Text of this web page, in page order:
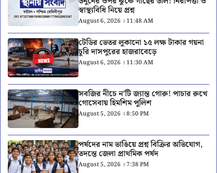
স্বাস্থ্যবিধি নিয়ে প্রশ্ন
August 6, 2026 । 11:48 AM
টেডির ভেতর লুকানো ১৫ লক্ষ টাকার গয়না
চুরি দাসপুরের হাজরাবেড়ে
August 6, 2026 । 11:30 AM
সবজির নীচে ন’টি জ্যান্ত গোরু! পাচার রুখে
গোসেবায় হিমশিম পুলিশ
August 5, 2026 । 8:50 PM
পর্ষদের নাম ভাঙিয়ে প্রশ্ন বিক্রির অভিযোগ,
তদন্তে জেলা প্রাথমিক পর্ষদ
August 5, 2026 । 7:38 PM